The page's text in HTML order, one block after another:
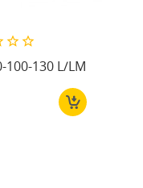
100-130 L/LM